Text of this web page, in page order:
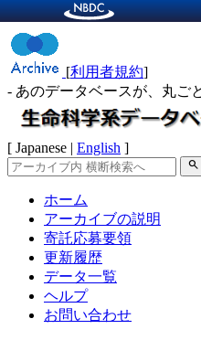
[利用者規約]
- あのデータベースが、丸ご
[ Japanese | English ]
search
ホーム
アーカイブの説明
寄託応募要領
更新履歴
データ一覧
ヘルプ
お問い合わせ